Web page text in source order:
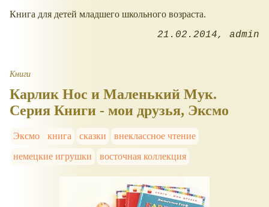
Книга для детей младшего школьного возраста.
21.02.2014 admin
Книги
Карлик Нос и Маленький Мук.
Серия Книги - мои друзья, Эксмо
Эксмо книга сказки
внеклассное чтение
немецкие игрушки
восточная коллекция